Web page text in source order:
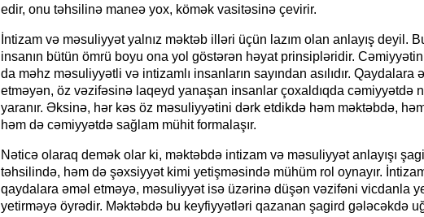
edir, onu təhsilinə maneə yox, kömək vasitəsinə çevirir.
İntizam və məsuliyyət yalnız məktəb illəri üçün lazım olan anlayış deyil.
insanın bütün ömrü boyu ona yol göstərən həyat prinsipləridir. Cəmiyyətin
da məhz məsuliyyətli və intizamlı insanların sayından asılıdır. Qaydalara
etməyən, öz vəzifəsinə laqeyd yanaşan insanlar çoxaldıqda cəmiyyətdə
yaranır. Əksinə, hər kəs öz məsuliyyətini dərk etdikdə həm məktəbdə,
həm də cəmiyyətdə sağlam mühit formalaşır.
Nəticə olaraq demək olar ki, məktəbdə intizam və məsuliyyət anlayışı
təhsilində, həm də şəxsiyyət kimi yetişməsində mühüm rol oynayır.
qaydalara əməl etməyə, məsuliyyət isə üzərinə düşən vəzifəni vicdanla
yetirməyə öyrədir. Məktəbdə bu keyfiyyətləri qazanan şagird gələcəkdə